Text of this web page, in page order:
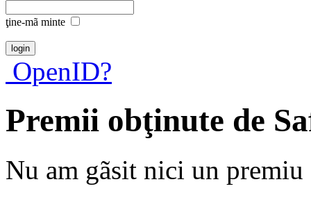
ţine-mã minte
OpenID?
Premii obţinute de
Nu am gãsit nici un premiu